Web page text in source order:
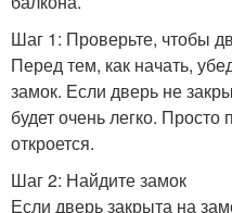
Шаг 1: Проверьте, чтобы
Перед тем, как начать,
замок. Если дверь не
будет очень легко. Просто
откроется.
Шаг 2: Найдите замок
Если дверь закрыта на